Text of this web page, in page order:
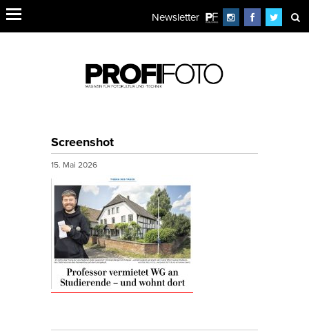
Newsletter
Screenshot
15. Mai 2026